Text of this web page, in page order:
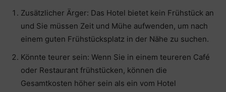
Zusätzlicher Ärger: Das Hotel bietet kein Frühstück an
und Sie müssen Zeit und Mühe aufwenden, um nach
einem guten Frühstücksplatz in der Nähe zu suchen.
Könnte teurer sein: Wenn Sie in einem teureren Café
oder Restaurant frühstücken, können die
Gesamtkosten höher sein als ein vom Hotel